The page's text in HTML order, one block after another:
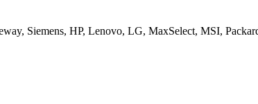
Siemens, HP, Lenovo, LG, MaxSelect, MSI,